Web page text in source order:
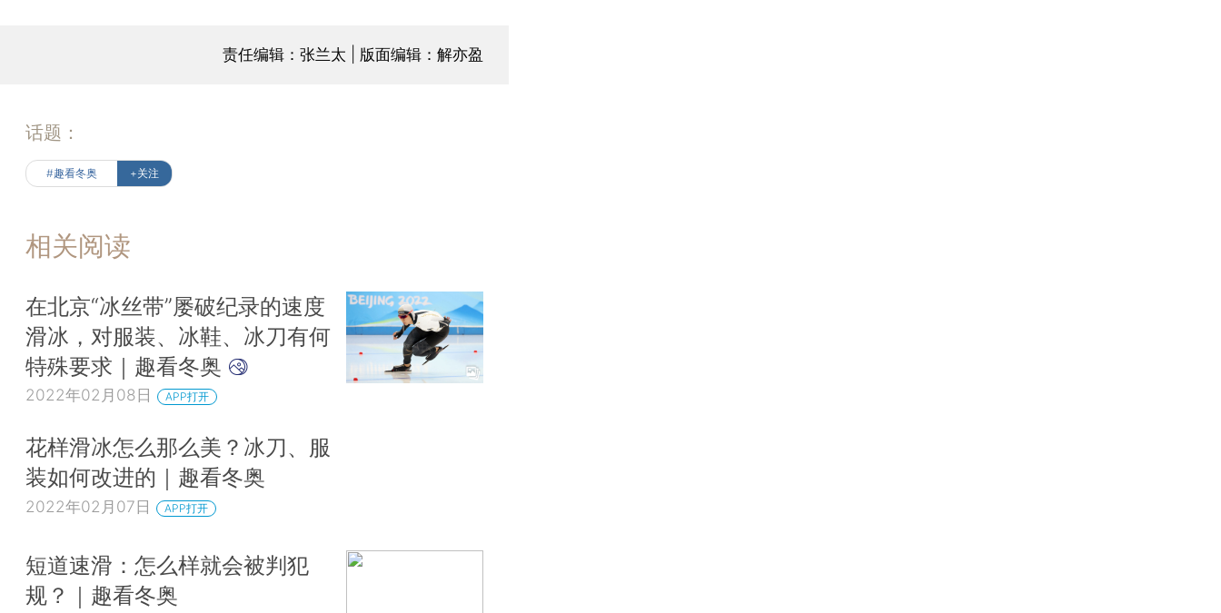
责任编辑：张兰太 | 版面编辑：解亦盈
话题：
#趣看冬奥 +关注
相关阅读
在北京“冰丝带”屡破纪录的速度
滑冰，对服装、冰鞋、冰刀有何
特殊要求｜趣看冬奥
2022年02月08日 APP打开
花样滑冰怎么那么美？冰刀、服
装如何改进的｜趣看冬奥
2022年02月07日 APP打开
短道速滑：怎么样就会被判犯
规？｜趣看冬奥